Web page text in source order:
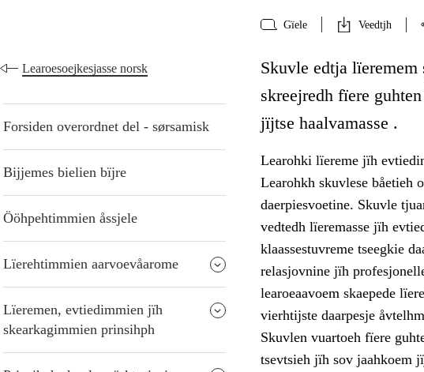
Gïele Veedtjh
Learoesoejkesjasse norsk
Forsiden overordnet del - sørsamisk
Bijjemes bielien bïjre
Ööhpehtimmien åssjele
Lïerehtimmien aarvoevåarome
Lïeremen, evtiedimmien jïh
skearkagimmien prinsihph
Skuvle edtja
skreejredh fïere
jïjtse haalvamasse .
Learohki lïereme jïh
Learohkh skuvlese båetieh
daerpiesvoetine. Skuvle
vedtedh lïeremasse jïh
klaassestuvreme tseegkie
relasjovnine jïh
learoeaavoem skaepede
vierhtijste daarpesje
Skuvlen vuartoeh fïere
tsevtsieh jïh sov jaahkoem